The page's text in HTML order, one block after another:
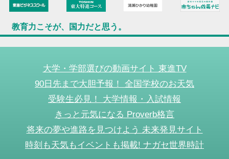
教育力こそが、国力だと思う。
大学・学部選びの動画サイト 東進TV
90日先まで大胆予報！ 全国学校のお天気
受験生必見！ 大学情報・入試情報
きっと元気になる Proverb格言
将来の夢や進路を見つけよう 未来発見サイト
時刻も天気もイベントも掲載! ナガセ世界時計